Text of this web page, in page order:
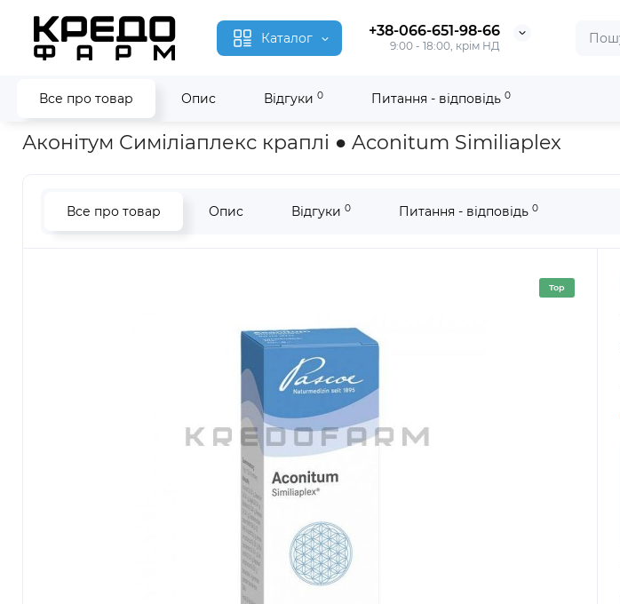
Каталог +38-066-651-98-66
9:00 - 18:00, крім НД
Все про товар Опис Відгуки 0 Питання - відповідь 0
Головна Гомеопатія Аконітум Симіліаплекс ● Aconitum Similiaplex
Аконітум Симіліаплекс краплі ● Aconitum Similiaplex
Все про товар Опис Відгуки 0 Питання - відповідь 0
Top